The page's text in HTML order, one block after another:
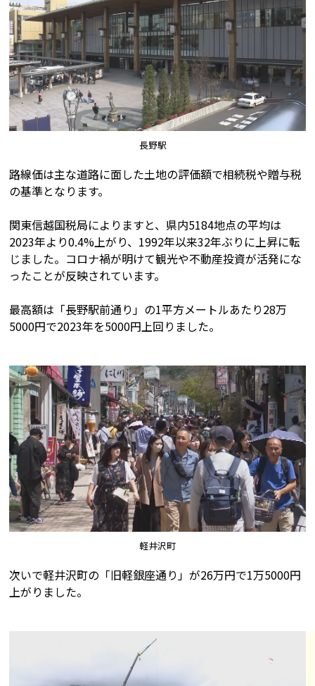
長野駅
路線価は主な道路に面した土地の評価額で相続税や贈与税
の基準となります。
関東信越国税局によりますと、県内5184地点の平均は
2023年より0.4%上がり、1992年以来32年ぶりに上昇に転
じました。コロナ禍が明けて観光や不動産投資が活発にな
ったことが反映されています。
最高額は「長野駅前通り」の1平方メートルあたり28万
5000円で2023年を5000円上回りました。
軽井沢町
次いで軽井沢町の「旧軽銀座通り」が26万円で1万5000円
上がりました。